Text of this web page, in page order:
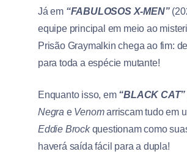
Já em “FABULOSOS X-MEN”
equipe principal em meio ao
Prisão Graymalkin chega ao fim:
para toda a espécie mutante!
Enquanto isso, em “BLACK CAT”
Negra e Venomarriscam tudo em
Eddie Brockquestionam como
haverá saída fácil para a dupla!